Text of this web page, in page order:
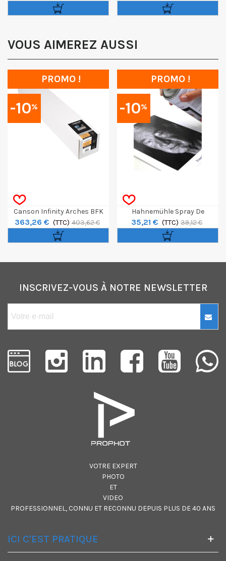
/ 12m
VOUS AIMEREZ AUSSI
-10%
PROMO !
Canson Infinity Arches BFK
Rives Blanc Pur Rouleau 36" /
15m 310g
363,26 € (TTC) 403,62 €
-10%
PROMO !
Hahnemühle Spray De
Protection 400ml
35,21 € (TTC) 39,12 €
INSCRIVEZ-VOUS À NOTRE NEWSLETTER
VOTRE EXPERT
PHOTO
ET
VIDEO
PROFESSIONNEL, CONNU ET RECONNU DEPUIS PLUS DE 40 ANS
ICI C'EST PRATIQUE